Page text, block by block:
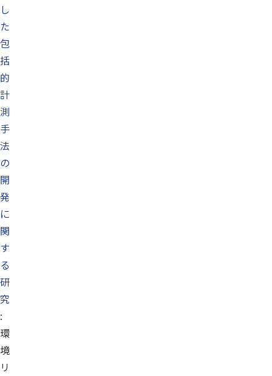
し
た
包
括
的
計
測
手
法
の
開
発
に
関
す
る
研
究
:
環
境
リ